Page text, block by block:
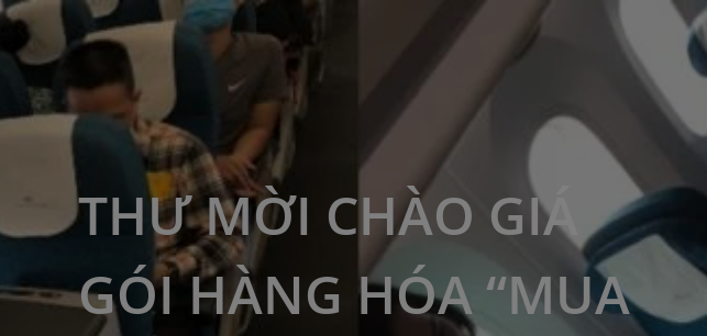
THƯ MỜI CHÀO GIÁ
GÓI HÀNG HÓA “MUA